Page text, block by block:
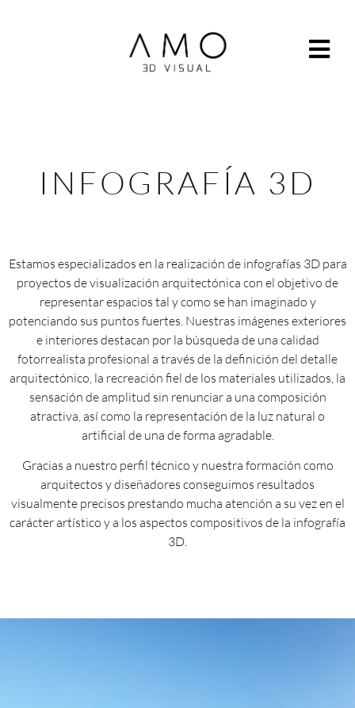
INFOGRAFÍA 3D
Estamos especializados en la realización de infografías 3D para
proyectos de visualización arquitectónica con el objetivo de
representar espacios tal y como se han imaginado y
potenciando sus puntos fuertes. Nuestras imágenes exteriores
e interiores destacan por la búsqueda de una calidad
fotorrealista profesional a través de la definición del detalle
arquitectónico, la recreación fiel de los materiales utilizados, la
sensación de amplitud sin renunciar a una composición
atractiva, así como la representación de la luz natural o
artificial de una de forma agradable.
Gracias a nuestro perfil técnico y nuestra formación como
arquitectos y diseñadores conseguimos resultados
visualmente precisos prestando mucha atención a su vez en el
carácter artístico y a los aspectos compositivos de la infografía
3D.